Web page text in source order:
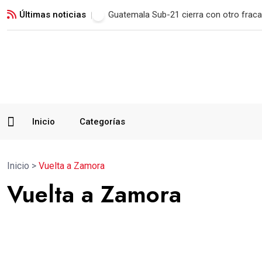
Últimas noticias Municipal remonta en San Marcos y
Inicio Categorías
Inicio > Vuelta a Zamora
Vuelta a Zamora